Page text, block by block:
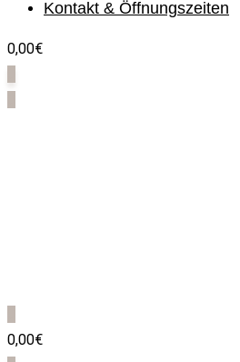
Kontakt & Öffnungszeiten
0,00€
0,00€